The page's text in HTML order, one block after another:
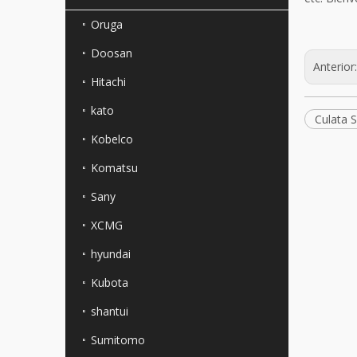
Oruga
Doosan
Hitachi
kato
Kobelco
Komatsu
Sany
XCMG
hyundai
Kubota
shantui
Sumitomo
Anterior:
Culata